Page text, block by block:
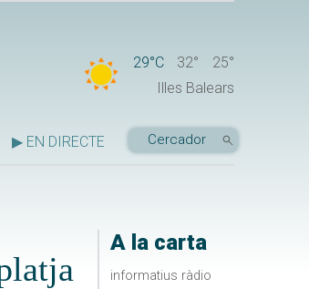
29°C 32°
25°
Illes Balears
▶ EN DIRECTE
A la carta
informatius ràdio